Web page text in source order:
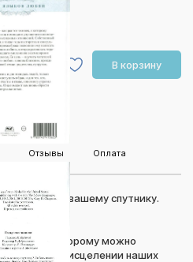
В корзину
Отзывы Оплата
любовь вашему спутнику.
к которому можно
или исцелении наших